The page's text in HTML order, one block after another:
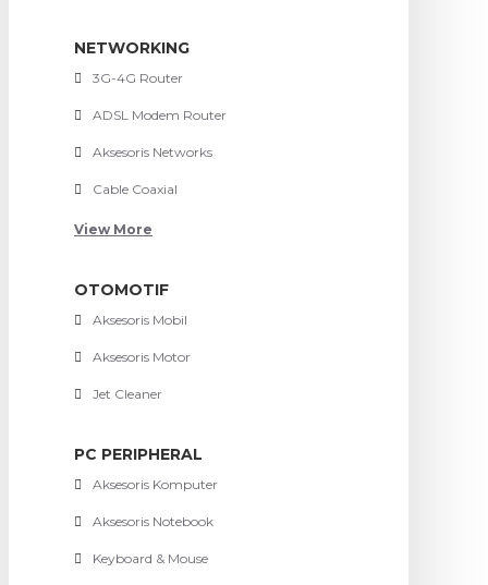
NETWORKING
3G-4G Router
ADSL Modem Router
Aksesoris Networks
Cable Coaxial
View More
OTOMOTIF
Aksesoris Mobil
Aksesoris Motor
Jet Cleaner
PC PERIPHERAL
Aksesoris Komputer
Aksesoris Notebook
Keyboard & Mouse